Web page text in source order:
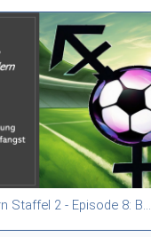
Sport gÄndern Staffel 2 - Episode 8: Balance im Spitzensport: Stressbewältigung und Wettkampfangst im Fokus